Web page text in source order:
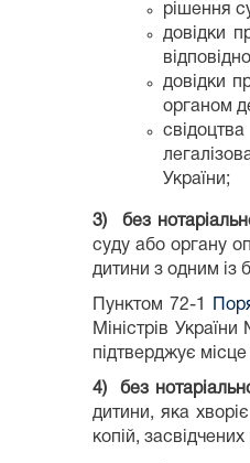
рішення
довідки
довідки
органом
України;
3) без
суду або органу
дитини з одним із
Пунктом 72-1
Міністрів
підтверджує
4) без
дитини, яка
копій,